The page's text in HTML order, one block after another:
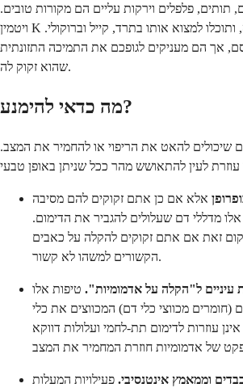
תותים, פלפלים וירקות עליים הם מקורות טובים.
ויטמין K תומך בקרישת דם תקינה, ותוכלו למצוא אותו בתרד, קייל וברוקולי.
אך הם מעניקים לגופכם את התמיכה התזונתית
שהוא זקוק לה.
מה כדאי להימנע?
שיכולים להאט את הריפוי או להחמיר את המצב.
אלא אם כן אתם זקוקים להם מסיבה
מדללי דם שעלולים להגביר את הדימום.
זאת אם אתם זקוקים להקלה על כאבים
הקשורים למשהו לא קשור.
ל"הקלה על אדמומיות". טיפות אלו
(חומרים מכווצי כלי דם) המכווצים את כלי
עוזרות לדימום תת-לחמי ועלולות דווקא
וממאמץ אינטנסיבי. פעילויות המעלות